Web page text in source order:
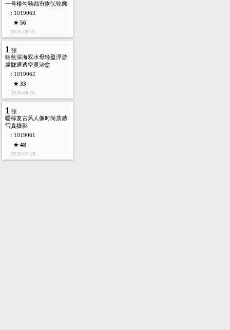
一号楼勾勒都市恢弘轮廓
: 1019063
★ 56
2026-08-02
1 张
幽蓝深海双水母轻盈浮游
朦胧通透空灵治愈
: 1019062
★ 33
2026-08-02
1 张
暖棕复古风人像时尚质感
写真摄影
: 1019061
★ 48
2026-07-28